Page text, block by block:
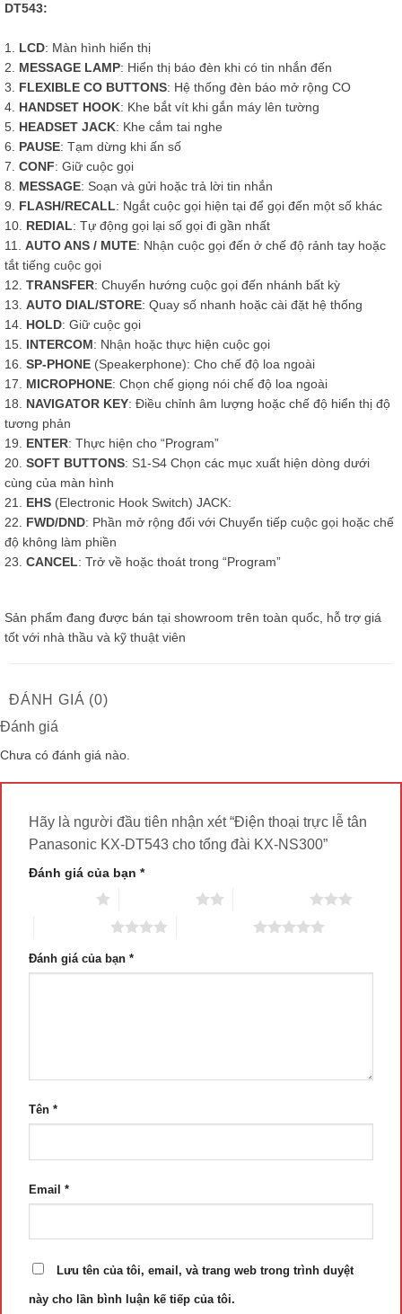
DT543:
1. LCD: Màn hình hiển thị
2. MESSAGE LAMP: Hiển thị báo đèn khi có tin nhắn đến
3. FLEXIBLE CO BUTTONS: Hệ thống đèn báo mở rộng CO
4. HANDSET HOOK: Khe bắt vít khi gắn máy lên tường
5. HEADSET JACK: Khe cắm tai nghe
6. PAUSE: Tạm dừng khi ấn số
7. CONF: Giữ cuộc gọi
8. MESSAGE: Soạn và gửi hoặc trả lời tin nhắn
9. FLASH/RECALL: Ngắt cuộc gọi hiện tại để gọi đến một số khác
10. REDIAL: Tự động gọi lại số gọi đi gần nhất
11. AUTO ANS / MUTE: Nhận cuộc gọi đến ở chế độ rảnh tay hoặc
tắt tiếng cuộc gọi
12. TRANSFER: Chuyển hướng cuộc gọi đến nhánh bất kỳ
13. AUTO DIAL/STORE: Quay số nhanh hoặc cài đặt hệ thống
14. HOLD: Giữ cuộc gọi
15. INTERCOM: Nhận hoặc thực hiện cuộc gọi
16. SP-PHONE (Speakerphone): Cho chế độ loa ngoài
17. MICROPHONE: Chọn chế giọng nói chế độ loa ngoài
18. NAVIGATOR KEY: Điều chỉnh âm lượng hoặc chế độ hiển thị độ
tương phản
19. ENTER: Thực hiện cho “Program”
20. SOFT BUTTONS: S1-S4 Chọn các mục xuất hiện dòng dưới
cùng của màn hình
21. EHS (Electronic Hook Switch) JACK:
22. FWD/DND: Phần mở rộng đối với Chuyển tiếp cuộc gọi hoặc chế
độ không làm phiền
23. CANCEL: Trở về hoặc thoát trong “Program”
Sản phẩm đang được bán tại showroom trên toàn quốc, hỗ trợ giá
tốt với nhà thầu và kỹ thuật viên
ĐÁNH GIÁ (0)
Đánh giá
Chưa có đánh giá nào.
Hãy là người đầu tiên nhận xét “Điện thoại trực lễ tân
Panasonic KX-DT543 cho tổng đài KX-NS300”
Đánh giá của bạn *
Đánh giá của bạn *
Tên *
Email *
Lưu tên của tôi, email, và trang web trong trình duyệt
này cho lần bình luận kế tiếp của tôi.